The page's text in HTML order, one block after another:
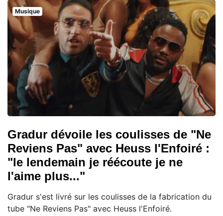
Musique
Gradur dévoile les coulisses de "Ne
Reviens Pas" avec Heuss l'Enfoiré :
"le lendemain je réécoute je ne
l'aime plus..."
Gradur s'est livré sur les coulisses de la fabrication du
tube "Ne Reviens Pas" avec Heuss l'Enfoiré.